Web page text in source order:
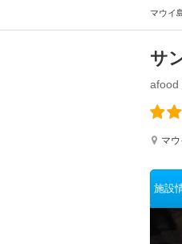
マウイ
サ
afood
マ
施設